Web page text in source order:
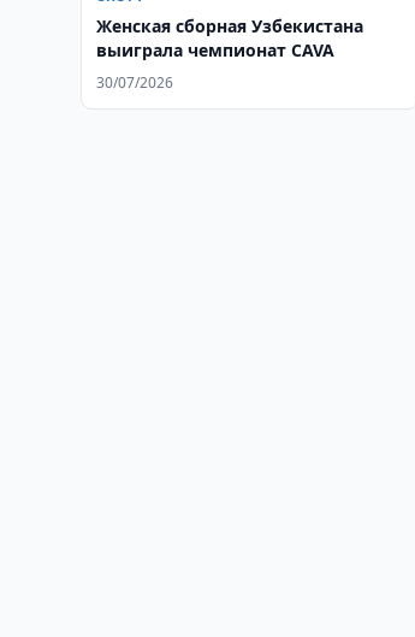
Женская сборная Узбекистана
выиграла чемпионат CAVA
30/07/2026